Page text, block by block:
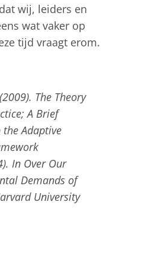
wij, leiders en
wat vaker op
tijd vraagt erom.
The Theory
A Brief
Adaptive
In Over Our
Demands of
University